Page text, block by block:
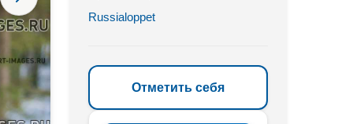
Russialoppet
Отметить себя